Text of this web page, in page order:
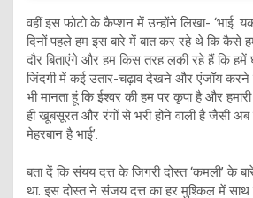
वहीं इस फोटो के कैप्शन में उन्होंने लिखा- ‘भाई.
दिनों पहले हम इस बारे में बात कर रहे थे कि कैसे
दौर बिताएंगे और हम किस तरह लकी रहे हैं कि
जिंदगी में कई उतार-चढ़ाव देखने और एंजॉय करने
भी मानता हूं कि ईश्वर की हम पर कृपा है और
ही खूबसूरत और रंगों से भरी होने वाली है जैसी
मेहरबान है भाई’.
बता दें कि संयय दत्त के जिगरी दोस्त ‘कमली’ के
था. इस दोस्त ने संजय दत्त का हर मुश्किल में साथ